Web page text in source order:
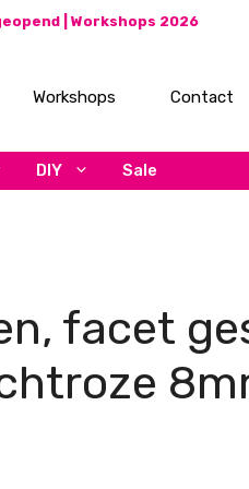
| Workshops 2026
Workshops Contact
DIY Sale
facet